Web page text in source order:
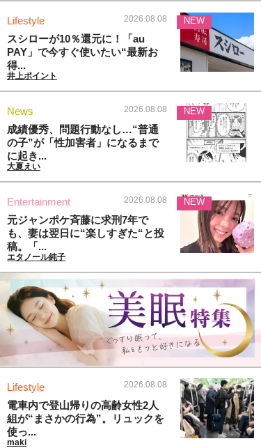
Lifestyle 2026.08.08
スシローが10％還元に！「au
PAY」で今すぐ使いたい“最新お
得...
井上ポイント
NEW
News 2026.08.08
成績優秀、問題行動なし…“普通
の子”が「性加害者」になるまで
に起き...
大夏えい
NEW
Entertainment 2026.08.08
元ジャンポケ斉藤に求刑7年で
も、妻は翌日に“楽しすぎた“と投
稿。「...
エタノール純子
NEW
Lifestyle 2026.08.08
電車内で登山帰りの高齢女性2人
組が“まさかの行為”。リュックを
使っ...
maki